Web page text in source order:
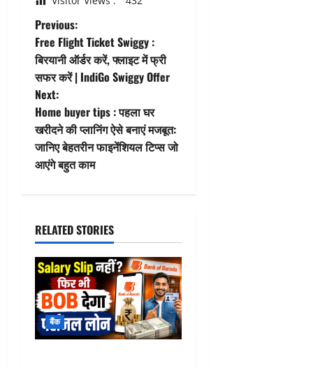
P
o
s
t
n
a
i
g
a
t
Previous:
Free Flight Ticket Swiggy :
बिरयानी ऑर्डर करें, फ्लाइट में फ्री
सफर करें | IndiGo Swiggy Offer
Next:
Home buyer tips : पहला घर
खरीदने की प्लानिंग ऐसे बनाएं मजबूत:
जानिए बेहतरीन फाइनेंशियल टिप्स जो
आएंगे बहुत काम
RELATED STORIES
बैंक